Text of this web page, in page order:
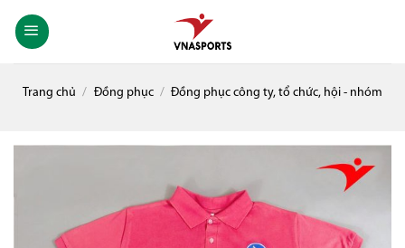
Trang chủ / Đồng phục / Đồng phục công ty, tổ chức, hội - nhóm